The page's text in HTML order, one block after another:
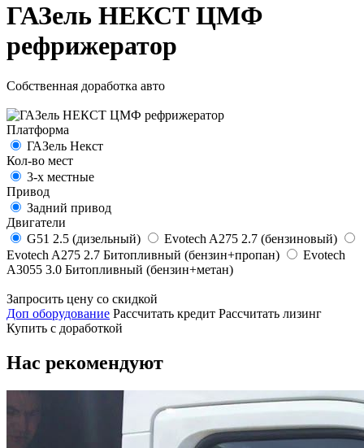
ГАЗель НЕКСТ ЦМФ
рефрижератор
Собственная доработка авто
Платформа
ГАЗель Некст
Кол-во мест
3-х местные
Привод
Задний привод
Двигатели
G51 2.5 (дизельный)
Evotech A275 2.7 (бензиновый)
Evotech A275 2.7 Битопливный (бензин+пропан)
Evotech
А3055 3.0 Битопливный (бензин+метан)
Запросить цену со скидкой
Доп оборудование Рассчитать кредит Рассчитать лизинг
Купить с доработкой
Нас рекомендуют